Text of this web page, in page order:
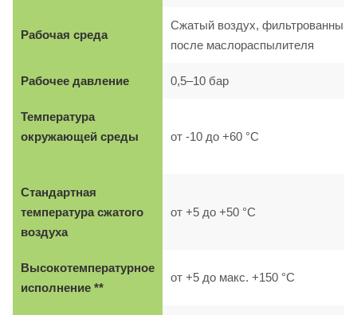
Рабочая среда
Сжатый воздух, фильтрованный,
после маслораспылителя
Рабочее давление 0,5–10 бар
Температура
окружающей среды
от -10 до +60 °C
Стандартная
температура сжатого
воздуха
от +5 до +50 °C
Высокотемпературное
исполнение **
от +5 до макс. +150 °C